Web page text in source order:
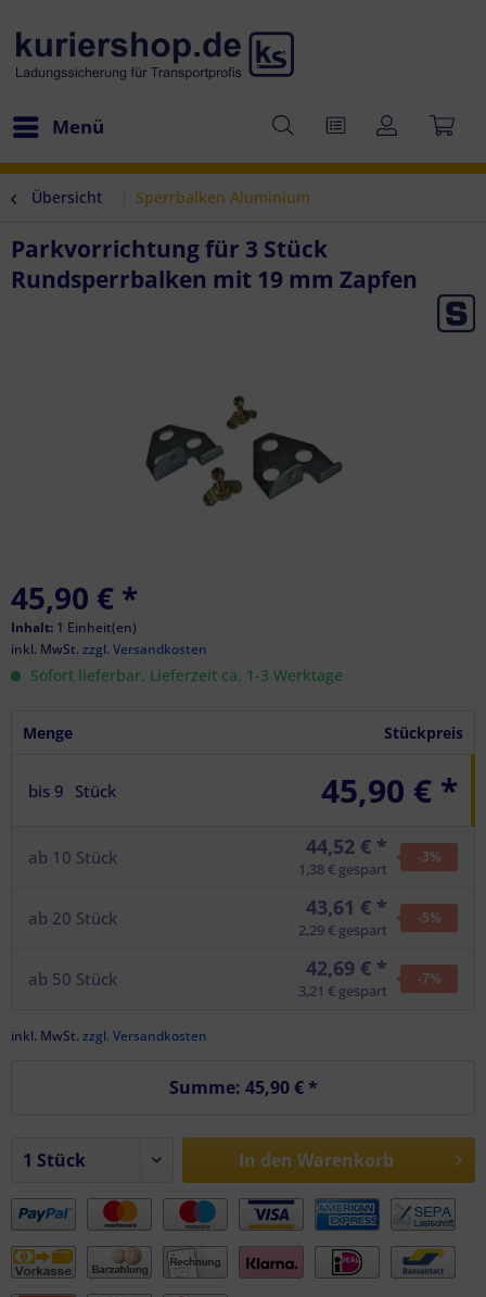
Menü
Übersicht Sperrbalken Aluminium
Parkvorrichtung für 3 Stück
Rundsperrbalken mit 19 mm Zapfen
45,90 € *
Inhalt: 1 Einheit(en)
inkl. MwSt. zzgl. Versandkosten
Sofort lieferbar, Lieferzeit ca. 1-3 Werktage
Menge Stückpreis
bis 9 Stück 45,90 € *
ab 10 Stück 44,52 € *
1,38 € gespart
-3%
ab 20 Stück 43,61 € *
2,29 € gespart
-5%
ab 50 Stück 42,69 € *
3,21 € gespart
-7%
inkl. MwSt. zzgl. Versandkosten
Summe: 45,90 €*
In den Warenkorb